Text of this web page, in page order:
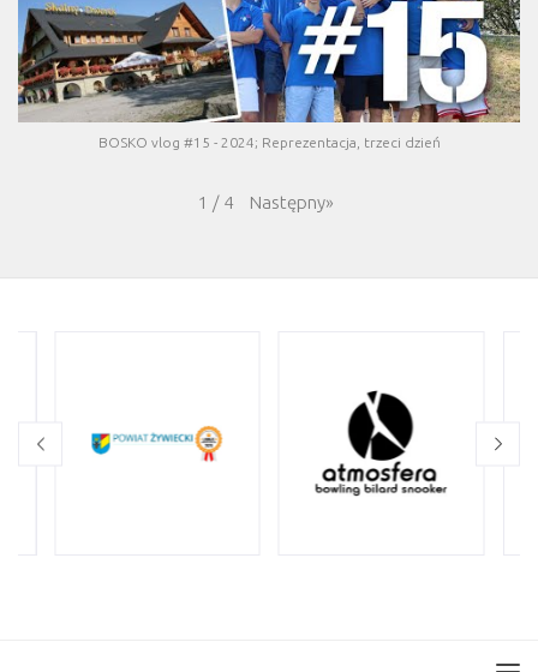
BOSKO vlog #15 - 2024; Reprezentacja, trzeci dzień
1 / 4 Następny»